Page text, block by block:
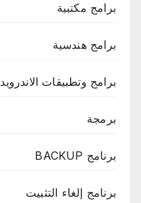
برامج مكتبية
برامج هندسية
برامج وتطبيقات الاندرويد
برمجة
برنامج BACKUP
برنامج إلغاء التثبيت